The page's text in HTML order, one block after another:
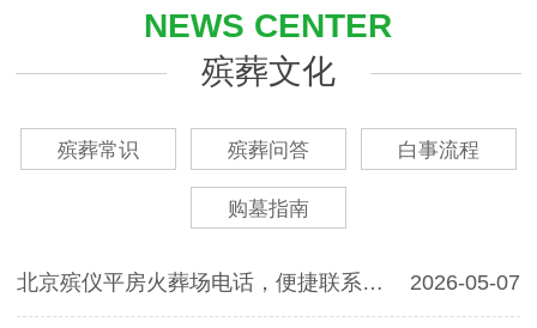
NEWS CENTER
殡葬文化
殡葬常识 殡葬问答 白事流程
购墓指南
北京殡仪平房火葬场电话，便捷联系与全方位殡葬服务指南 2026-05-07